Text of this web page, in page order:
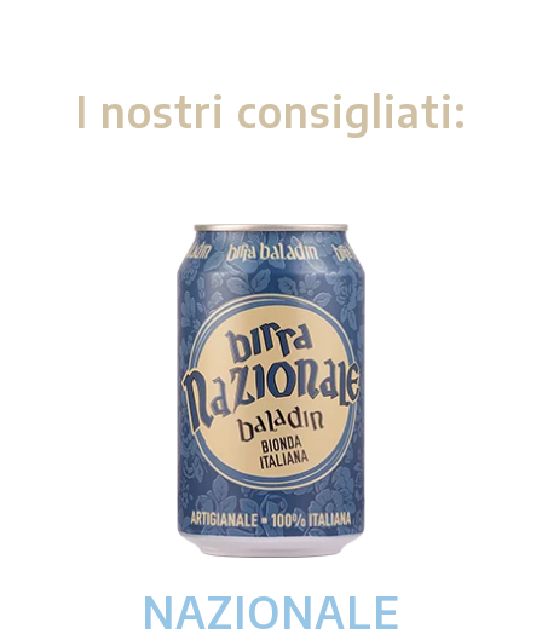
I nostri consigliati:
NAZIONALE